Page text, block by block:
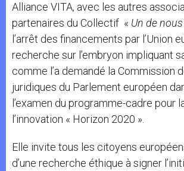
Alliance VITA, avec les autres
partenaires du Collectif « Un de nous
l’arrêt des financements par l’Union
recherche sur l’embryon impliquant
comme l’a demandé la Commission
juridiques du Parlement européen
l’examen du programme-cadre pour
l’innovation « Horizon 2020 ».
Elle invite tous les citoyens
d’une recherche éthique à signer